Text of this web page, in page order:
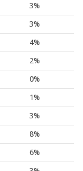
3%
3%
4%
2%
0%
1%
3%
8%
6%